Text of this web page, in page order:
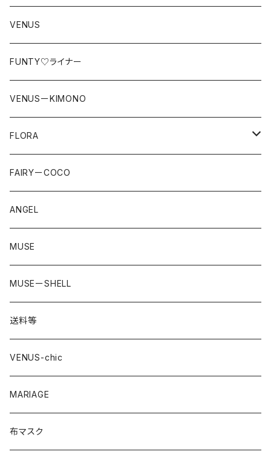
VENUS
FUNTY♡ライナー
VENUSーKIMONO
FLORA
LACE
straeberry
FAIRYーCOCO
ANGEL
MUSE
MUSEーSHELL
送料等
VENUS-chic
MARIAGE
布マスク